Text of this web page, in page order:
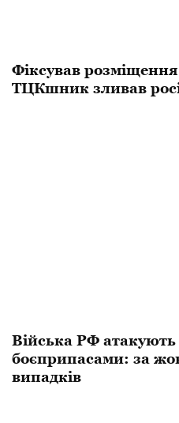
Фіксував розміщення
ТЦКшник зливав
​Війська РФ
боєприпасами: за
випадків